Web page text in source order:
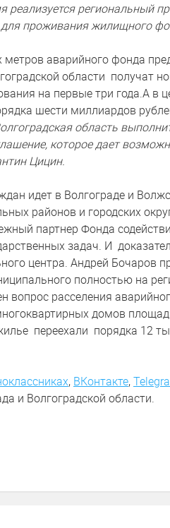
реализуется региональный
проживания жилищного
аварийного фонда
области получат
на первые три года.А в
шести миллиардов
область
которое дает
Цицин.
идет в Волгограде и
районов и городских
партнер Фонда
задач. И
центра. Андрей Бочаров
полностью на
вопрос расселения
домов
переехали порядка 12
, ВКонтакте,
и Волгоградской области.